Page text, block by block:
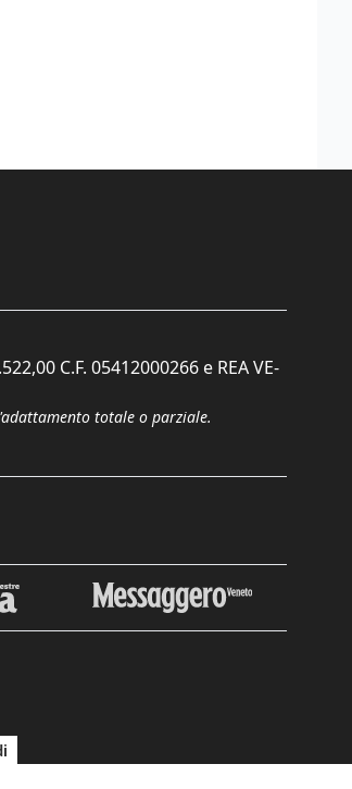
C.F. 05412000266 e REA VE-
totale o parziale.